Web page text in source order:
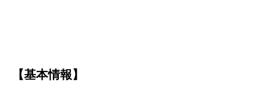
【基本情報】